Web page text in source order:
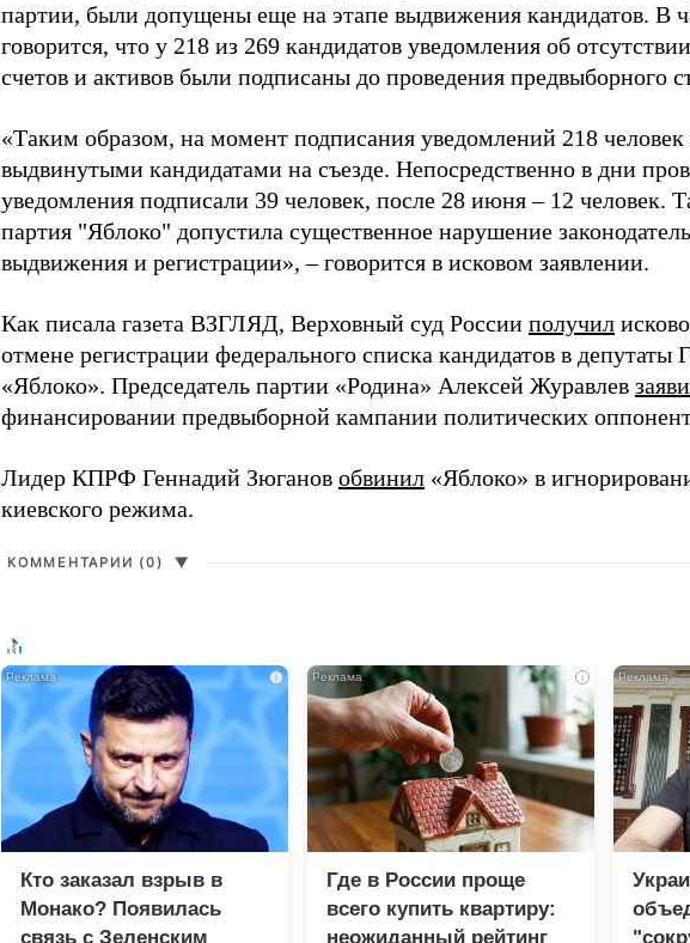
партии, были допущены еще на этапе выдвижения кандидатов. В
говорится, что у 218 из 269 кандидатов уведомления об
счетов и активов были подписаны до проведения предвыборного
«Таким образом, на момент подписания уведомлений 218 человек
выдвинутыми кандидатами на съезде. Непосредственно в дни
уведомления подписали 39 человек, после 28 июня – 12 человек.
партия "Яблоко" допустила существенное нарушение
выдвижения и регистрации», – говорится в исковом заявлении.
Как писала газета ВЗГЛЯД, Верховный суд России получил
отмене регистрации федерального списка кандидатов в депутаты
«Яблоко». Председатель партии «Родина» Алексей Журавлев
финансировании предвыборной кампании политических
Лидер КПРФ Геннадий Зюганов обвинил «Яблоко» в
киевского режима.
КОММЕНТАРИИ (0) ▼
i
Кто заказал взрыв в
Монако? Появилась
связь с Зеленским
i
Где в России проще
всего купить квартиру:
неожиданный рейтинг